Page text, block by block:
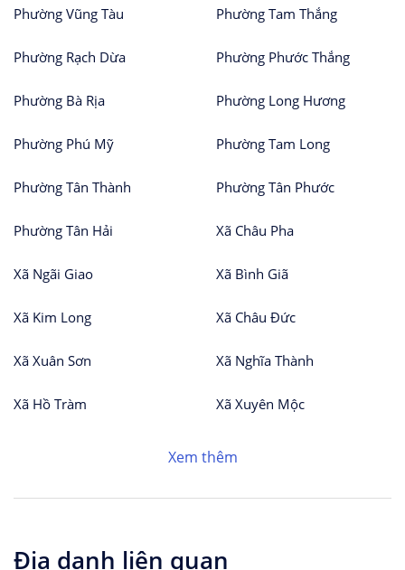
Phường Vũng Tàu Phường Tam Thắng
Phường Rạch Dừa Phường Phước Thắng
Phường Bà Rịa Phường Long Hương
Phường Phú Mỹ Phường Tam Long
Phường Tân Thành Phường Tân Phước
Phường Tân Hải Xã Châu Pha
Xã Ngãi Giao Xã Bình Giã
Xã Kim Long Xã Châu Đức
Xã Xuân Sơn Xã Nghĩa Thành
Xã Hồ Tràm Xã Xuyên Mộc
Xem thêm
Địa danh liên quan